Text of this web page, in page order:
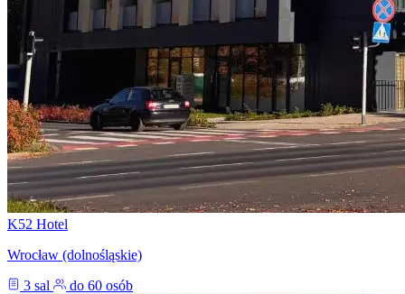
K52 Hotel
Wrocław (dolnośląskie)
3 sal
do 60 osób